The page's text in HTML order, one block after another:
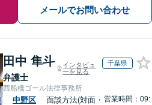
メールでお問い合わせ
田中 隼斗
弁護士
インタビュ
ーを見る
千葉県
西船橋ゴール法律事務所
中野区
面談方法(対面・ 営業時間：09: